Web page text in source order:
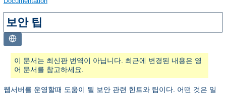
보안 팁
이 문서는 최신판 번역이 아닙니다. 최근에 변경된 내용은 영
어 문서를 참고하세요.
웹서버를 운영할때 도움이 될 보안 관련 힌트와 팁이다. 어떤 것은 일